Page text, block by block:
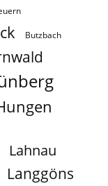
Butzbach
Lahnau
Langgöns